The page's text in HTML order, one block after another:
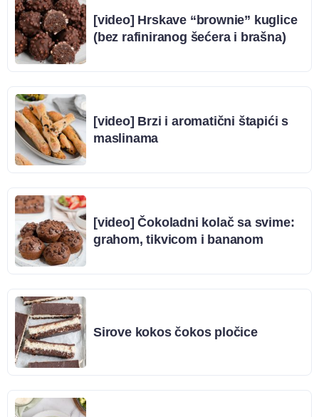
[video] Hrskave “brownie” kuglice
(bez rafiniranog šećera i brašna)
[video] Brzi i aromatični štapići s
maslinama
[video] Čokoladni kolač sa svime:
grahom, tikvicom i bananom
Sirove kokos čokos pločice